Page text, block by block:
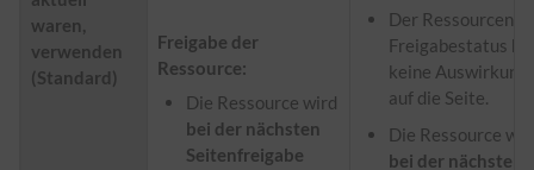
waren,
verwenden
(Standard)
Freigabe der
Ressource:
Die Ressource wird
bei der nächsten
Seitenfreigabe
Der Ressourcen-
Freigabestatus
keine Auswirkung
auf die Seite.
Die Ressource
bei der nächsten